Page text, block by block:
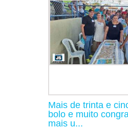
Mais de trinta e
bolo e muito
mais u...